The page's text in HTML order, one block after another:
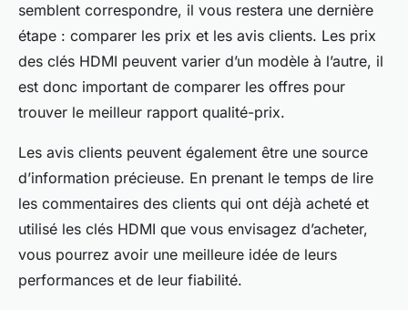
semblent correspondre, il vous restera une dernière
étape : comparer les prix et les avis clients. Les prix
des clés HDMI peuvent varier d’un modèle à l’autre, il
est donc important de comparer les offres pour
trouver le meilleur rapport qualité-prix.
Les avis clients peuvent également être une source
d’information précieuse. En prenant le temps de lire
les commentaires des clients qui ont déjà acheté et
utilisé les clés HDMI que vous envisagez d’acheter,
vous pourrez avoir une meilleure idée de leurs
performances et de leur fiabilité.